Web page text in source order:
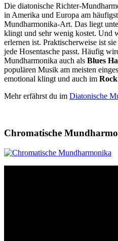
Die diatonische Richter-
in Amerika und Europa am
Mundharmonika-Art. Das liegt
klingt und sehr wenig kostet. Und
erlernen ist. Praktischerweise ist
jede Hosentasche passt. Häufig
Mundharmonika auch als Blues
populären Musik am meisten
emotional klingt und auch im Rock
Mehr erfährst du im Diatonische
Chromatische